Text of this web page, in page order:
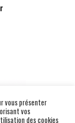
vous présenter
vos
des cookies